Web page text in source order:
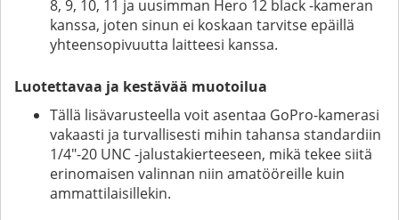
8, 9, 10, 11 ja uusimman Hero 12 black -kameran
kanssa, joten sinun ei koskaan tarvitse epäillä
yhteensopivuutta laitteesi kanssa.
Luotettavaa ja kestävää muotoilua
Tällä lisävarusteella voit asentaa GoPro-kamerasi
vakaasti ja turvallisesti mihin tahansa standardiin
1/4"-20 UNC -jalustakierteeseen, mikä tekee siitä
erinomaisen valinnan niin amatööreille kuin
ammattilaisillekin.